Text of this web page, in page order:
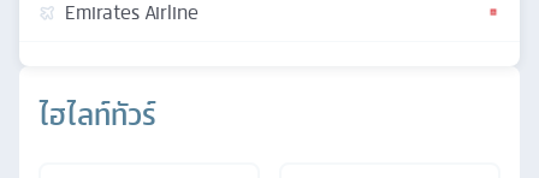
ไฮไลท์ทัวร์
Emirates Airline